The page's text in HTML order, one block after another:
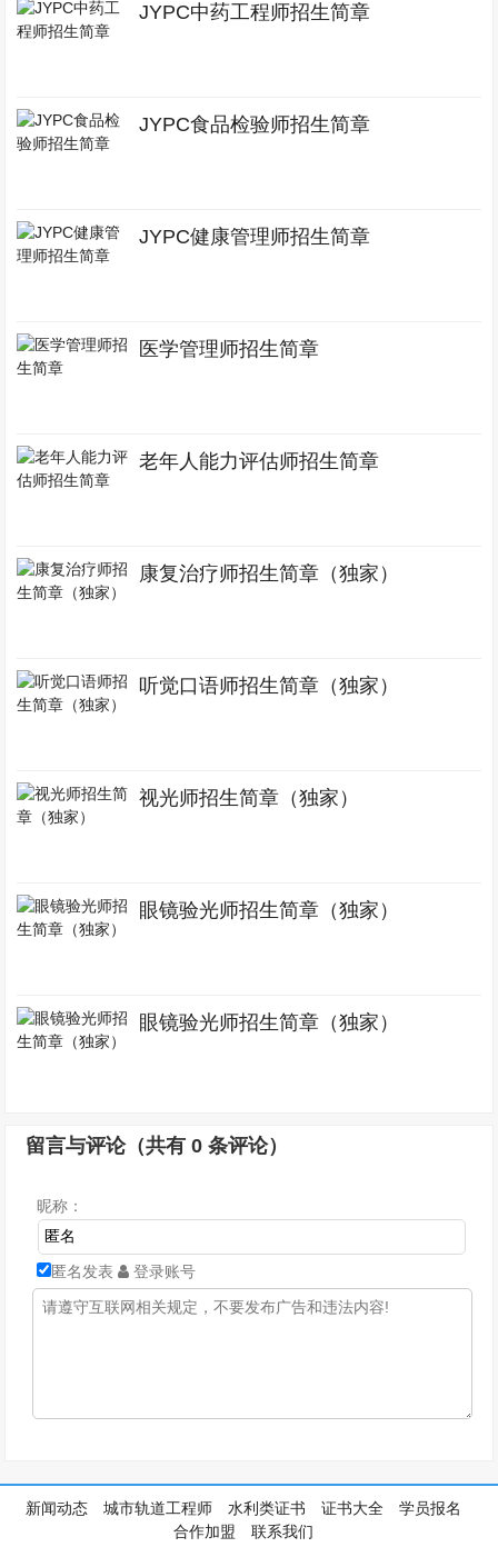
JYPC中药工程师招生简章
JYPC食品检验师招生简章
JYPC健康管理师招生简章
医学管理师招生简章
老年人能力评估师招生简章
康复治疗师招生简章（独家）
听觉口语师招生简章（独家）
视光师招生简章（独家）
眼镜验光师招生简章（独家）
眼镜验光师招生简章（独家）
留言与评论（共有0 条评论）
昵称：
匿名发表 登录账号
新闻动态 城市轨道工程师 水利类证书 证书大全
学员报名
合作加盟
联系我们